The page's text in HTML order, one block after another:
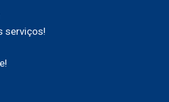
serviços!